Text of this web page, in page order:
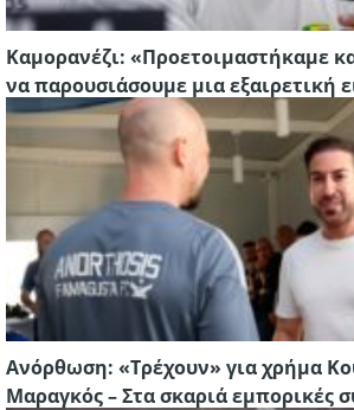
Καμορανέζι: «Προετοιμαστήκαμε
να παρουσιάσουμε μια εξαιρετική
Ανόρθωση: «Τρέχουν» για χρήμα
Μαραγκός – Στα σκαριά εμπορικές